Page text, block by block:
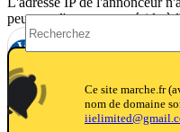
notifications_active
notifications
notifications
Ce site marche.fr
nom de domaine
peut que l'annonceur réside à
VENDS JEU DE